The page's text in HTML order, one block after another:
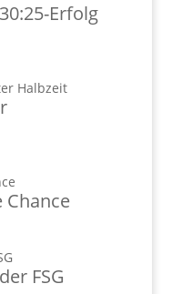
Erfolg
Chance
FSG